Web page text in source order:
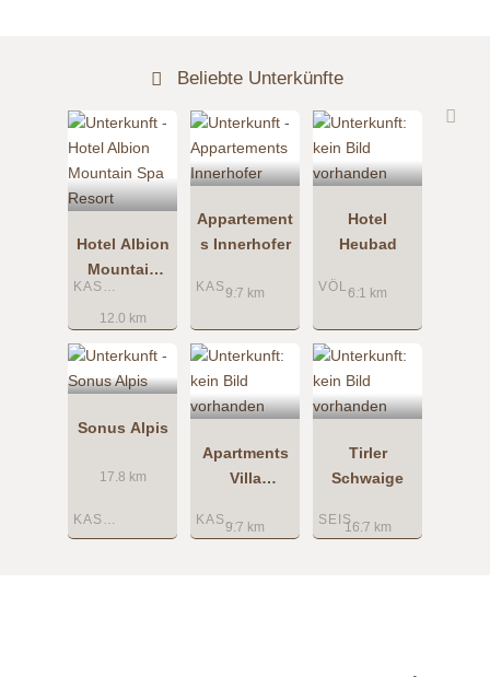
Beliebte Unterkünfte
Hotel Albion
Mountain
Spa Resort
12.0 km
Appartement
s Innerhofer
KASTELRUTH
9.7 km
Hotel
Heubad
VÖLS AM SCHLERN
6.1 km
Sonus Alpis
KASTELRUTH
17.8 km
Apartments
Villa
KASTELRUTH
9.7 km
Tirler
Schwaige
SEISER ALM
16.7 km